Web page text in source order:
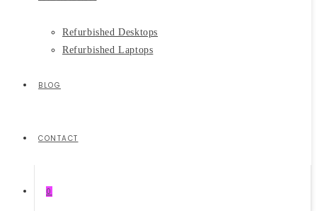
Refurbished Desktops
Refurbished Laptops
BLOG
CONTACT
0